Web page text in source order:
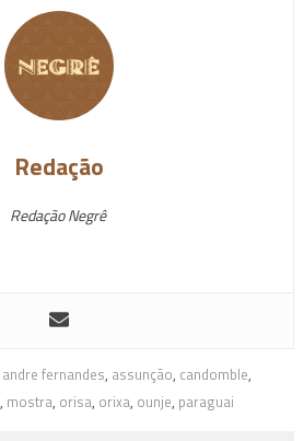
Redação
Redação Negrê
andre fernandes, assunção, candomble,
, mostra, orisa, orixa, ounje, paraguai